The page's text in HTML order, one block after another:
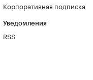
Корпоративная подписка
Уведомления
RSS